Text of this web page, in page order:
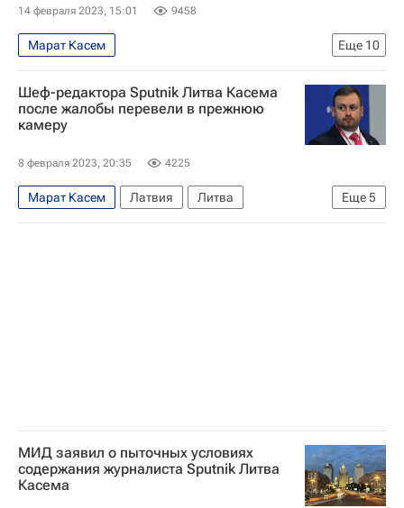
14 февраля 2023, 15:01 9458
Еще 10
Марат Касем
Задержание шеф-редактора Sputnik Литва Касема
Происшествия
Латвия
Дмитрий Киселев
Союз журналистов России
ООН
Махатма Ганди
Шеф-редактора Sputnik Литва Касема
после жалобы перевели в прежнюю
камеру
8 февраля 2023, 20:35 4225
Еще5
Марат Касем Латвия
Литва
Задержание шеф-редактора Sputnik Литва Касема
МИД заявил о пыточных условиях
содержания журналиста Sputnik Литва
Касема